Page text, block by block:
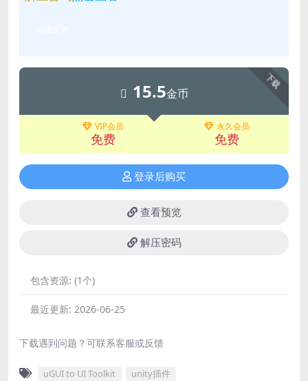
下载
15.5金币
VIP会员
免费
永久会员
免费
登录后购买
查看预览
解压密码
包含资源: (1个)
最近更新: 2026-06-25
下载遇到问题？可联系客服或反馈
uGUI to UI Toolkit unity插件